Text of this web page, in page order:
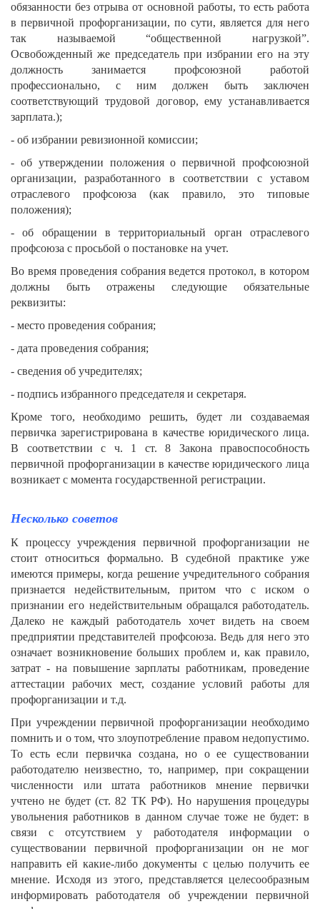
обязанности без отрыва от основной работы, то есть работа
в первичной профорганизации, по сути, является для него
так называемой “общественной нагрузкой”.
Освобожденный же председатель при избрании его на эту
должность занимается профсоюзной работой
профессионально, с ним должен быть заключен
соответствующий трудовой договор, ему устанавливается
зарплата.);
- об избрании ревизионной комиссии;
- об утверждении положения о первичной профсоюзной
организации, разработанного в соответствии с уставом
отраслевого профсоюза (как правило, это типовые
положения);
- об обращении в территориальный орган отраслевого
профсоюза с просьбой о постановке на учет.
Во время проведения собрания ведется протокол, в котором
должны быть отражены следующие обязательные
реквизиты:
- место проведения собрания;
- дата проведения собрания;
- сведения об учредителях;
- подпись избранного председателя и секретаря.
Кроме того, необходимо решить, будет ли создаваемая
первичка зарегистрирована в качестве юридического лица.
В соответствии с ч. 1 ст. 8 Закона правоспособность
первичной профорганизации в качестве юридического лица
возникает с момента государственной регистрации.
Несколько советов
К процессу учреждения первичной профорганизации не
стоит относиться формально. В судебной практике уже
имеются примеры, когда решение учредительного собрания
признается недействительным, притом что с иском о
признании его недействительным обращался работодатель.
Далеко не каждый работодатель хочет видеть на своем
предприятии представителей профсоюза. Ведь для него это
означает возникновение больших проблем и, как правило,
затрат - на повышение зарплаты работникам, проведение
аттестации рабочих мест, создание условий работы для
профорганизации и т.д.
При учреждении первичной профорганизации необходимо
помнить и о том, что злоупотребление правом недопустимо.
То есть если первичка создана, но о ее существовании
работодателю неизвестно, то, например, при сокращении
численности или штата работников мнение первички
учтено не будет (ст. 82 ТК РФ). Но нарушения процедуры
увольнения работников в данном случае тоже не будет: в
связи с отсутствием у работодателя информации о
существовании первичной профорганизации он не мог
направить ей какие-либо документы с целью получить ее
мнение. Исходя из этого, представляется целесообразным
информировать работодателя об учреждении первичной